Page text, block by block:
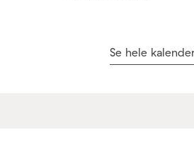
Se hele